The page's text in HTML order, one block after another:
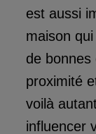
est aussi
maison
de
proximité
voilà
influencer